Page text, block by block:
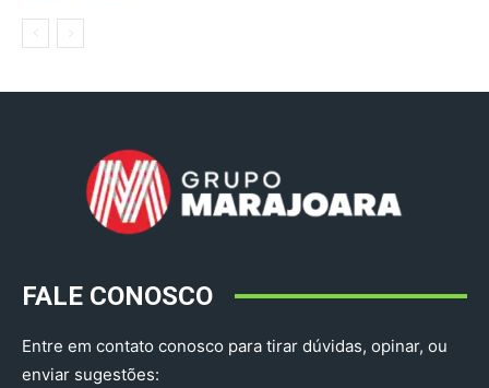
FALE CONOSCO
Entre em contato conosco para tirar dúvidas, opinar, ou
enviar sugestões: